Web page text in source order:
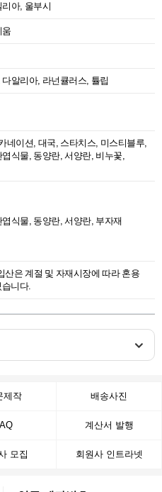
아, 울부시
움
알리아, 라넌큘러스, 튤립
네이션, 대국, 스타치스, 미스티블루,
식물, 동양란, 서양란, 비누꽃,
식물, 동양란, 서양란, 부자재
산은 계절 및 자재시장에 따라 혼용
니다.
제작 배송사진
계산서 발행
모집 회원사 인트라넷